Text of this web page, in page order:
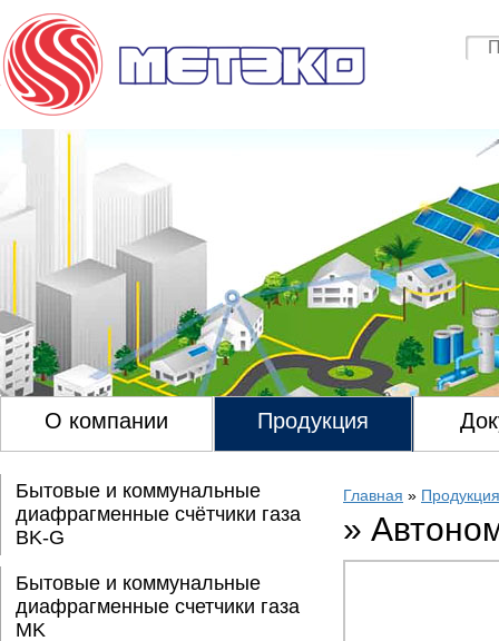
О компании Продукция
Бытовые и коммунальные
диафрагменные счётчики газа
BK-G
Бытовые и коммунальные
диафрагменные счетчики газа
MK
Главная » Продукция
»